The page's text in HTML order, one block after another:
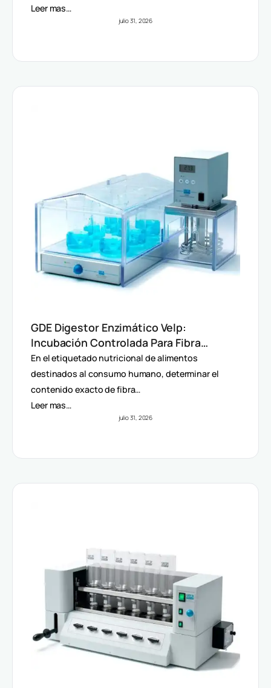
Leer mas…
julio 31, 2026
GDE Digestor Enzimático Velp:
Incubación Controlada Para Fibra
Dietética (AOAC)
En el etiquetado nutricional de alimentos
destinados al consumo humano, determinar el
contenido exacto de fibra…
Leer mas…
julio 31, 2026